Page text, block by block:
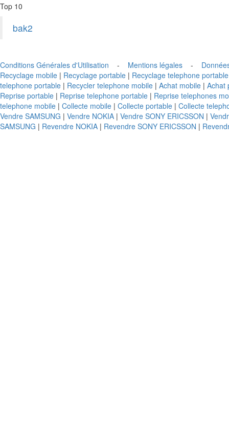
Top 10
bak2
Conditions Générales d'Utilisation - Mentions légales -
Recyclage mobile | Recyclage portable | Recyclage telephone portable
telephone portable | Recycler telephone mobile | Achat mobile | Achat
Reprise portable | Reprise telephone portable | Reprise telephones
telephone mobile | Collecte mobile | Collecte portable | Collecte
Vendre SAMSUNG | Vendre NOKIA | Vendre SONY ERICSSON |
SAMSUNG | Revendre NOKIA | Revendre SONY ERICSSON |